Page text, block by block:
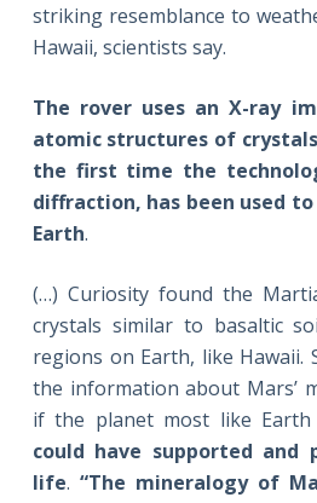
striking resemblance to
Hawaii, scientists say.
The rover uses an X-ray
atomic structures of
the first time the
diffraction, has been used
Earth.
(…) Curiosity found the
crystals similar to basaltic
regions on Earth, like Hawaii.
the information about Mars’
if the planet most like
could have supported and
life.“The mineralogy of